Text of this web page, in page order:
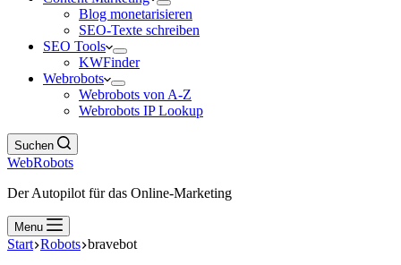
Blog monetarisieren
SEO-Texte schreiben
SEO Tools
KWFinder
Webrobots
Webrobots von A-Z
Webrobots IP Lookup
Suchen
WebRobots
Der Autopilot für das Online-Marketing
Menu
Start Robots bravebot